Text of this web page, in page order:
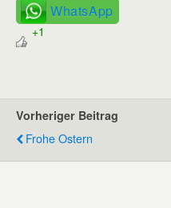
WhatsApp
+1
Vorheriger Beitrag
Frohe Ostern